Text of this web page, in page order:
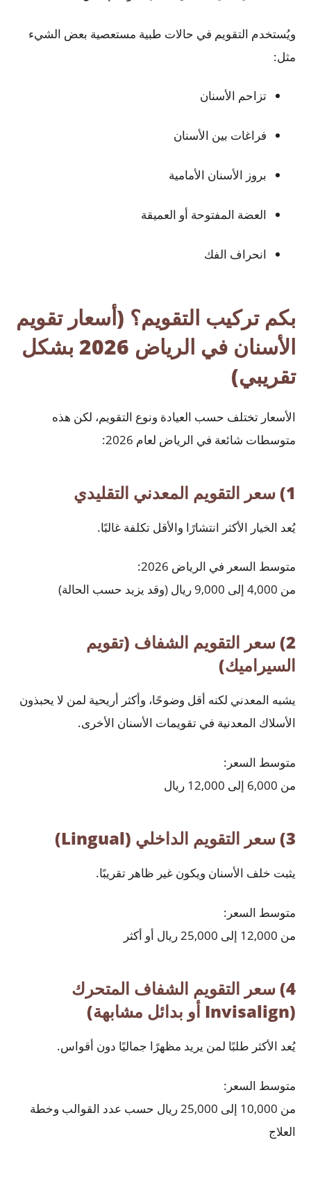
ويُستخدم التقويم في حالات طبية مستعصية بعض الشيء
مثل:
تزاحم الأسنان
فراغات بين الأسنان
بروز الأسنان الأمامية
العضة المفتوحة أو العميقة
انحراف الفك
بكم تركيب التقويم؟ (أسعار تقويم
الأسنان في الرياض 2026 بشكل
تقريبي)
الأسعار تختلف حسب العيادة ونوع التقويم، لكن هذه
متوسطات شائعة في الرياض لعام 2026:
1) سعر التقويم المعدني التقليدي
يُعد الخيار الأكثر انتشارًا والأقل تكلفة غالبًا.
متوسط السعر في الرياض 2026:
من 4,000 إلى 9,000 ريال (وقد يزيد حسب الحالة)
2) سعر التقويم الشفاف (تقويم
السيراميك)
يشبه المعدني لكنه أقل وضوحًا، وأكثر أريحية لمن لا يحبذون
الأسلاك المعدنية في تقويمات الأسنان الأخرى.
متوسط السعر:
من 6,000 إلى 12,000 ريال
3) سعر التقويم الداخلي (Lingual)
يثبت خلف الأسنان ويكون غير ظاهر تقريبًا.
متوسط السعر:
من 12,000 إلى 25,000 ريال أو أكثر
4) سعر التقويم الشفاف المتحرك
(Invisalign أو بدائل مشابهة)
يُعد الأكثر طلبًا لمن يريد مظهرًا جماليًا دون أقواس.
متوسط السعر:
من 10,000 إلى 25,000 ريال حسب عدد القوالب وخطة
العلاج